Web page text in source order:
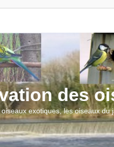
des
exotiques, les oiseaux